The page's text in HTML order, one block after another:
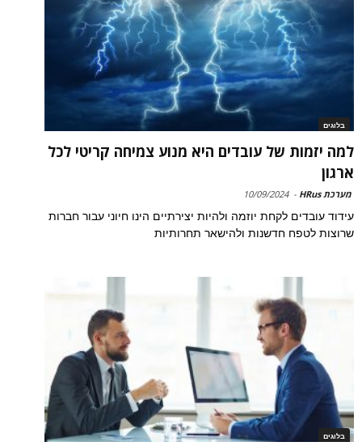
בלוגים
למה יזמות של עובדים היא מנוע צמיחה קריטי לכל
ארגון
מערכת HRus -
10/09/2024
עידוד עובדים לקחת יוזמה ולהיות יצירתיים הינו חיוני עבור חברות
שרוצות לטפח חדשנות ולהישאר תחרותיות
בלוגים